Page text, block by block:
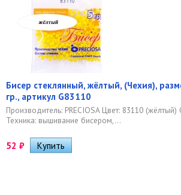
Бисер стеклянный, жёлтый, (Чехия),
гр., артикул G83110
Производитель: PRECIOSA Цвет: 83110 (жёлтый)
Техника: вышивание бисером,...
52 ₽